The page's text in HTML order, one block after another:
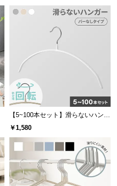
【5~100本セット】滑らないハンガ
ー
￥1,580